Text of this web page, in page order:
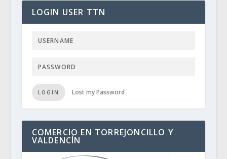
LOGIN USER TTN
LOGIN Lost my Password
COMERCIO EN TORREJONCILLO Y
VALDENCÍN